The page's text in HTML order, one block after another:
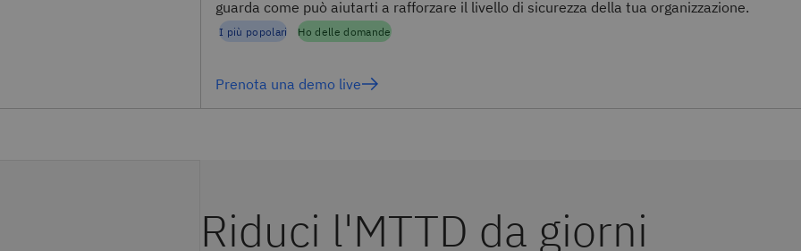
guarda come può aiutarti a rafforzare il livello di sicurezza della tua organizzazione.
I più popolari Ho delle domande
Prenota una demo live